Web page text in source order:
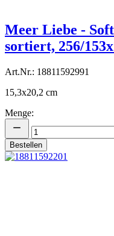
Meer Liebe -
sortiert, 256/
Art.Nr.: 18811592991
15,3x20,2 cm
Menge:
Bestellen